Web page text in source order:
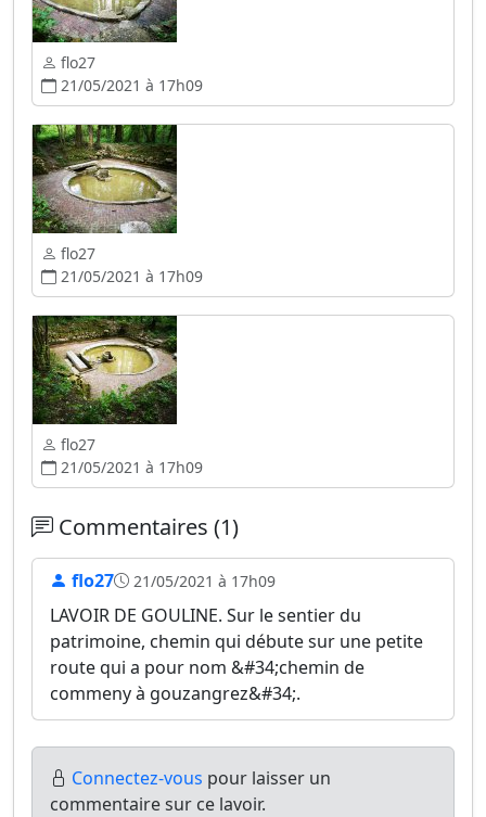
flo27
21/05/2021 à 17h09
flo27
21/05/2021 à 17h09
flo27
21/05/2021 à 17h09
Commentaires (1)
flo27 21/05/2021 à 17h09
LAVOIR DE GOULINE. Sur le sentier du
patrimoine, chemin qui débute sur une petite
route qui a pour nom &#34;chemin de
commeny à gouzangrez&#34;.
Connectez-vous pour laisser un
commentaire sur ce lavoir.